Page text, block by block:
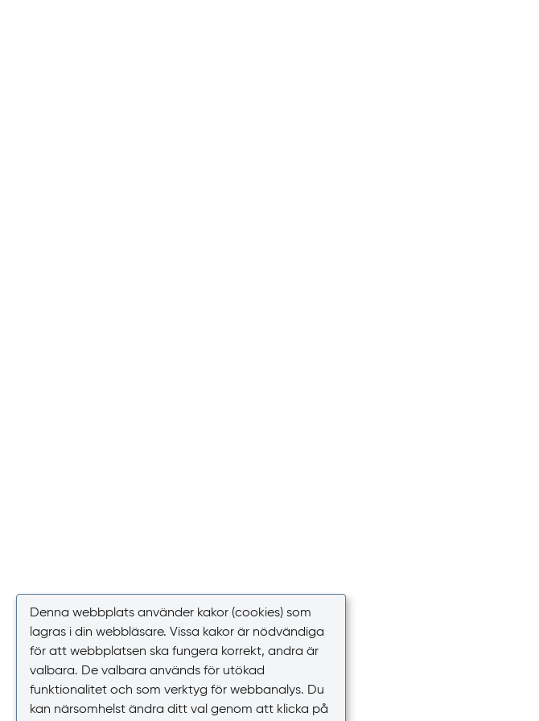
Denna webbplats använder kakor (cookies) som
lagras i din webbläsare. Vissa kakor är nödvändiga
för att webbplatsen ska fungera korrekt, andra är
valbara. De valbara används för utökad
funktionalitet och som verktyg för webbanalys. Du
kan närsomhelst ändra ditt val genom att klicka på